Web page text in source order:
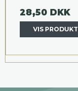
28,50 DKK
VIS PRODUKT